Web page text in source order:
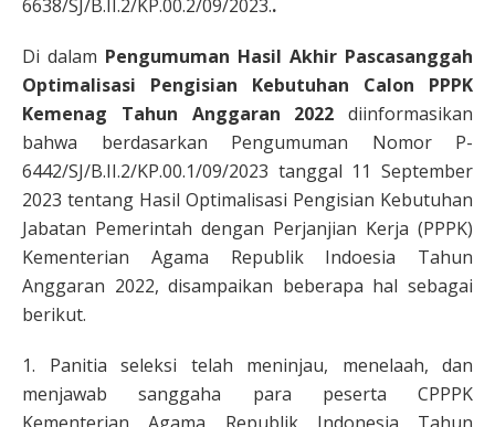
6638/SJ/B.II.2/KP.00.2/09/2023..
Di dalam Pengumuman Hasil Akhir Pascasanggah
Optimalisasi Pengisian Kebutuhan Calon PPPK
Kemenag Tahun Anggaran 2022 diinformasikan
bahwa berdasarkan Pengumuman Nomor P-
6442/SJ/B.II.2/KP.00.1/09/2023 tanggal 11 September
2023 tentang Hasil Optimalisasi Pengisian Kebutuhan
Jabatan Pemerintah dengan Perjanjian Kerja (PPPK)
Kementerian Agama Republik Indoesia Tahun
Anggaran 2022, disampaikan beberapa hal sebagai
berikut.
1. Panitia seleksi telah meninjau, menelaah, dan
menjawab sanggaha para peserta CPPPK